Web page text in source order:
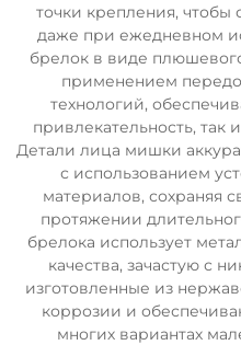
точки крепления, чтобы
даже при ежедневном
брелок в виде
применением
технологий,
привлекательность, так
Детали лица мишки
с использованием
материалов, сохраняя
протяжении
брелока использует
качества, зачастую с
изготовленные из
коррозии и
многих вариантах